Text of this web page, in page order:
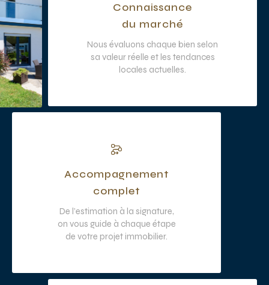
Connaissance
du marché
Nous évaluons chaque bien selon
sa valeur réelle et les tendances
locales actuelles.
Accompagnement
complet
De l’estimation à la signature,
on vous guide à chaque étape
de votre projet immobilier.